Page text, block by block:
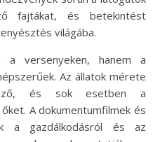
fajtákat, és betekintést
világába.
a versenyeken, hanem a
Az állatok mérete
és sok esetben a
A dokumentumfilmek és
a gazdálkodásról és az